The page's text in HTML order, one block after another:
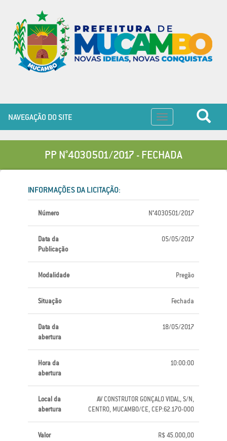
Toggle
navigation
NAVEGAÇÃO DO SITE
PP N°4030501/2017 - FECHADA
INFORMAÇÕES DA LICITAÇÃO:
Número N°4030501/2017
Data da
Publicação
05/05/2017
Modalidade Pregão
Situação Fechada
Data da
abertura
18/05/2017
Hora da
abertura
10:00:00
Local da
abertura
AV CONSTRUTOR GONÇALO VIDAL, S/N,
CENTRO, MUCAMBO/CE, CEP:62.170-000
Valor
R$ 45.000,00